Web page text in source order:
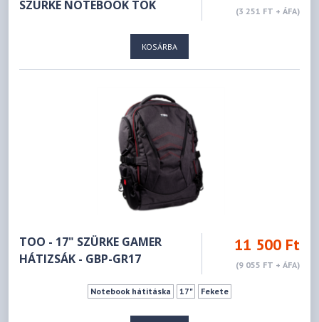
SZÜRKE NOTEBOOK TOK
(3 251 FT + ÁFA)
KOSÁRBA
TOO - 17" SZÜRKE GAMER
HÁTIZSÁK - GBP-GR17
11 500 Ft
(9 055 FT + ÁFA)
Notebook hátitáska 17" Fekete